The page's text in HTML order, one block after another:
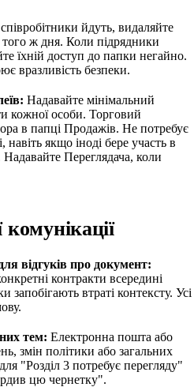
йдуть, видаляйте
ж дня. Коли підрядники
їхній доступ до папки негайно.
вразливість безпеки.
Надавайте мінімальний
кожної особи. Торговий
в папці Продажів. Не потребує
якщо іноді бере участь в
Переглядача, коли
відгуків про документ:
контракти всередині
запобігають втраті контексту. Усі
тем: Електронна пошта або
змін політики або загальних
"Розділ 3 потребує перегляду"
цю чернетку".